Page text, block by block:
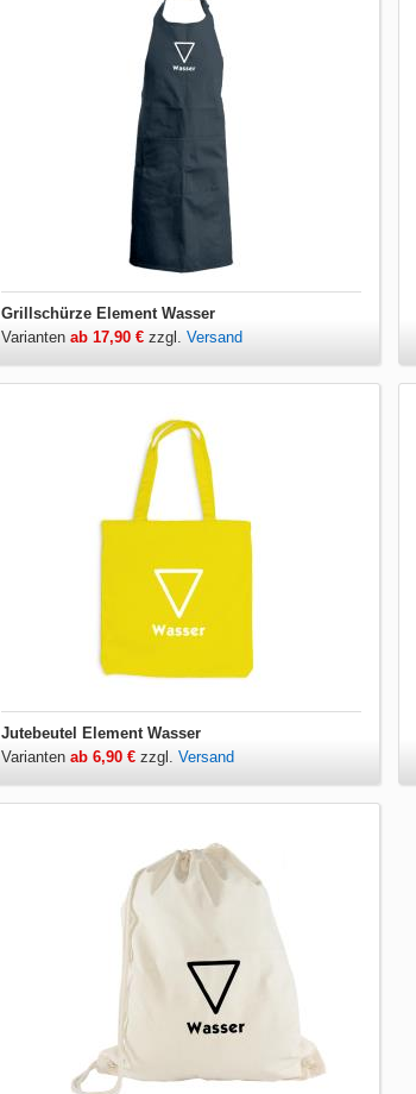
Grillschürze Element Wasser
Varianten ab 17,90 € zzgl. Versand
Jutebeutel Element Wasser
Varianten ab 6,90 € zzgl. Versand